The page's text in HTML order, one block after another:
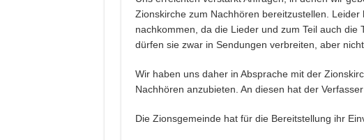
Zionskirche zum Nachhören bereitzustellen.
nachkommen, da die Lieder und zum Teil auch die
dürfen sie zwar in Sendungen verbreiten, aber
Wir haben uns daher in Absprache mit der
Nachhören anzubieten. An diesen hat der
Die Zionsgemeinde hat für die Bereitstellung ihr